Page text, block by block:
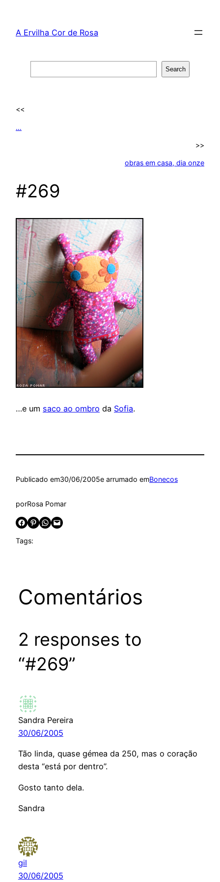
content
A Ervilha Cor de Rosa
Search
<<
…
>>
obras em casa, dia onze
#269
…e um saco ao ombro da Sofia.
Publicado em30/06/2005e arrumado emBonecos
porRosa Pomar
Share on Facebook Share on Pinterest Share on WhatsApp Email this Page
Tags:
Comentários
2 responses to
“#269”
Sandra Pereira
30/06/2005
Tão linda, quase gémea da 250, mas o coração
desta “está por dentro”.
Gosto tanto dela.
Sandra
gil
30/06/2005